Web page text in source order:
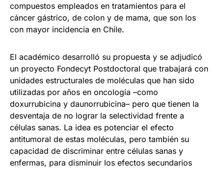
compuestos empleados en tratamientos para el
cáncer gástrico, de colon y de mama, que son los
con mayor incidencia en Chile.
El académico desarrolló su propuesta y se adjudicó
un proyecto Fondecyt Postdoctoral que trabajará con
unidades estructurales de moléculas que han sido
utilizadas por años en oncología –como
doxurrubicina y daunorrubicina– pero que tienen la
desventaja de no lograr la selectividad frente a
células sanas. La idea es potenciar el efecto
antitumoral de estas moléculas, pero también su
capacidad de discriminar entre células sanas y
enfermas, para disminuir los efectos secundarios